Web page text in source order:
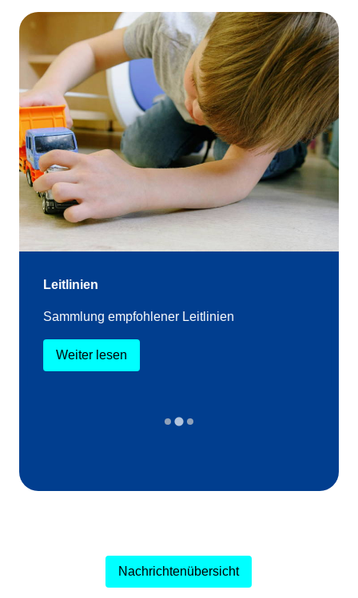
Leitlinien
Sammlung empfohlener Leitlinien
Weiter lesen
Nachrichtenübersicht